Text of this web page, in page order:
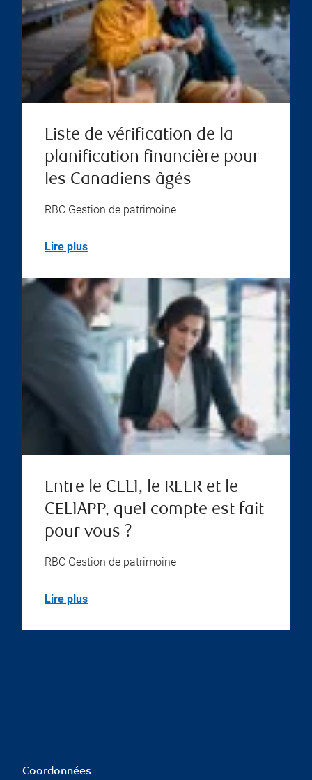
Liste de vérification de la
planification financière pour
les Canadiens âgés
RBC Gestion de patrimoine
Lire plus
Entre le CELI, le REER et le
CELIAPP, quel compte est fait
pour vous ?
RBC Gestion de patrimoine
Lire plus
Coordonnées